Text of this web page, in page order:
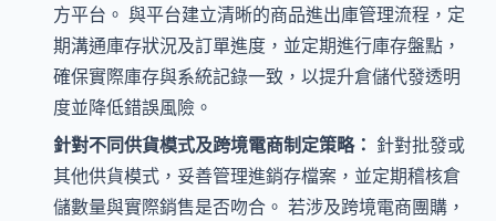
方平台。 與平台建立清晰的商品進出庫管理流程，定
期溝通庫存狀況及訂單進度，並定期進行庫存盤點，
確保實際庫存與系統記錄一致，以提升倉儲代發透明
度並降低錯誤風險。
針對不同供貨模式及跨境電商制定策略： 針對批發或
其他供貨模式，妥善管理進銷存檔案，並定期稽核倉
儲數量與實際銷售是否吻合。 若涉及跨境電商團購，